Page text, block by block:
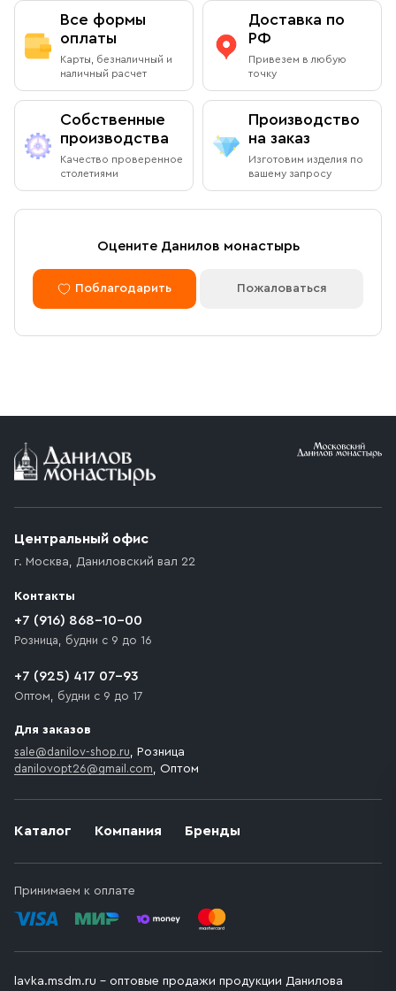
Все формы
оплаты
Карты, безналичный и
наличный расчет
Доставка по
РФ
Привезем в любую
точку
Собственные
производства
Качество проверенное
столетиями
Производство
на заказ
Изготовим изделия по
вашему запросу
Оцените Данилов монастырь
Поблагодарить Пожаловаться
Каталог Компания Бренды
Принимаем к оплате
Центральный офис
г. Москва, Даниловский вал 22
Контакты
+7 (916) 868-10-00
Розница, будни с 9 до 16
+7 (925) 417 07-93
Оптом, будни с 9 до 17
Для заказов
sale@danilov-shop.ru, Розница
danilovopt26@gmail.com, Оптом
lavka.msdm.ru – оптовые продажи продукции Данилова